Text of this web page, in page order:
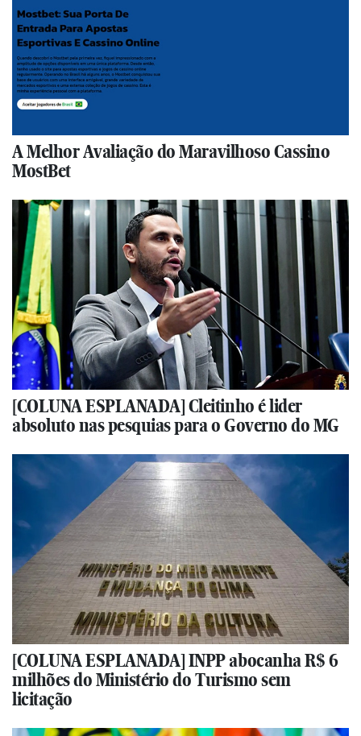
A Melhor Avaliação do Maravilhoso Cassino
MostBet
[COLUNA ESPLANADA] Cleitinho é lider
absoluto nas pesquias para o Governo do MG
[COLUNA ESPLANADA] INPP abocanha R$ 6
milhões do Ministério do Turismo sem
licitação